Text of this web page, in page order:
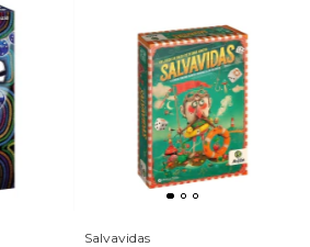
Salvavidas